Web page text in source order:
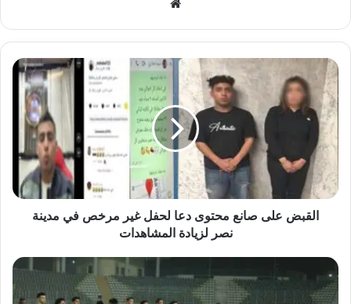
القبض
على
صانع
محتوى
دعا
لحفل
غير
مرخص
في
مدينة
المشاهدات
القبض على صانع محتوى دعا لحفل غير مرخص في مدينة
نصر لزيادة المشاهدات
التعادل
يحسم
مواجهة